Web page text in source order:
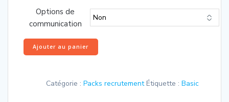
Options de
communication
quantité
de
Ajouter au panier
Catégorie :Packs recrutement Étiquette :Basic